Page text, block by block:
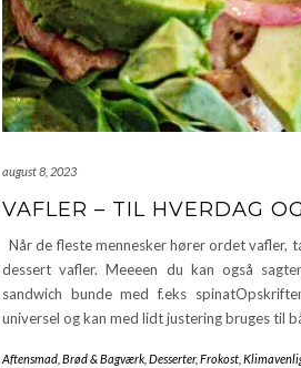
august 8, 2023
VAFLER – TIL HVERDAG
Når de fleste mennesker hører ordet vafler,
dessert vafler. Meeeen du kan også
sandwich bunde med f.eks
universel og kan med lidt justering bruges til
Aftensmad, Brød & Bagværk, Desserter, Frokost,